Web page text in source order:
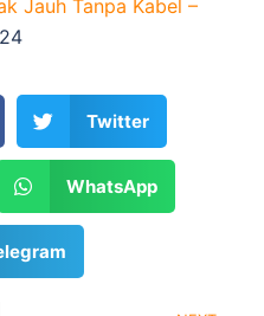
Jauh Tanpa Kabel –
Twitter
WhatsApp